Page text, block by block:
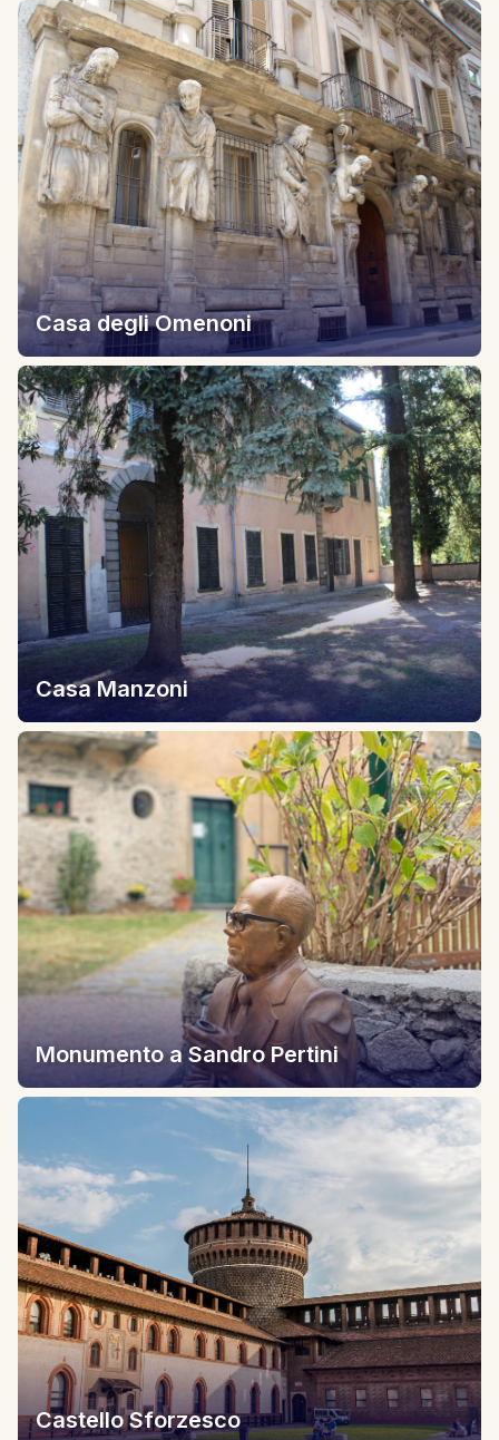
Casa degli Omenoni
Casa Manzoni
Monumento a Sandro Pertini
Castello Sforzesco